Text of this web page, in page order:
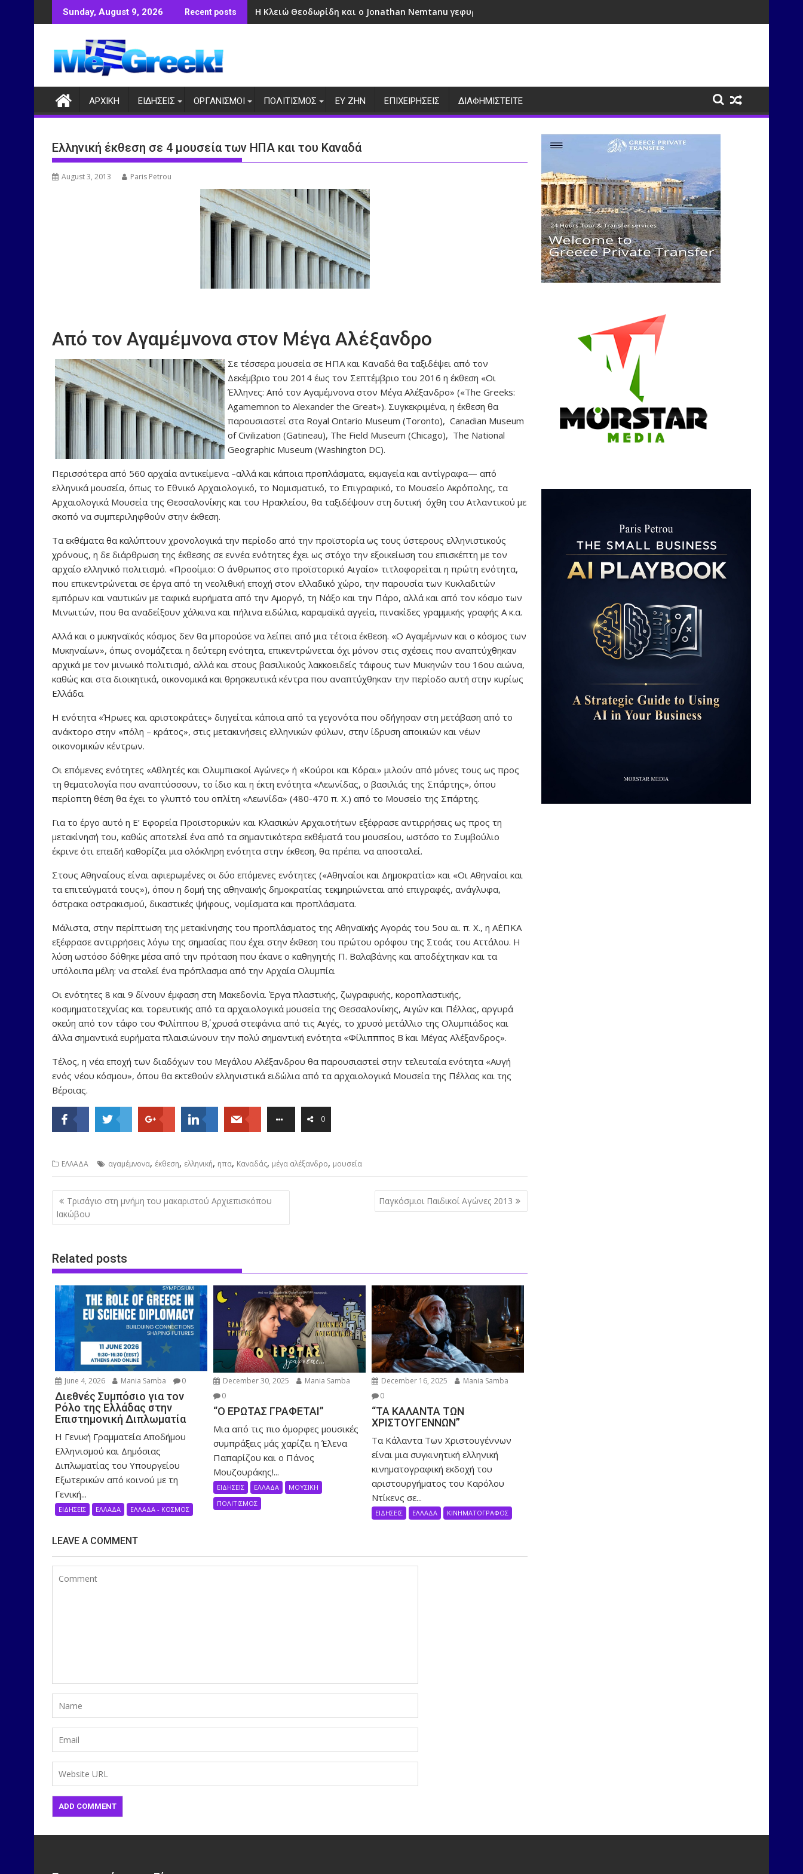
to
Sunday, August 9, 2026 Recent posts Η Κλειώ Θεοδωρίδη και ο Jonathan Nemtanu γεφυρώνουν πολιτισμούς μέσα από τη μουσική
ΑΡΧΙΚΗ ΕΙΔΗΣΕΙΣ ΟΡΓΑΝΙΣΜΟΙ ΠΟΛΙΤΙΣΜΟΣ ΕΥ ΖΗΝ ΕΠΙΧΕΙΡΗΣΕΙΣ ΔΙΑΦΗΜΙΣΤΕΙΤΕ
Ελληνική έκθεση σε 4 μουσεία των ΗΠΑ και του Καναδά
August 3, 2013 Paris Petrou
Από τον Αγαμέμνονα στον Μέγα Αλέξανδρο
Σε τέσσερα μουσεία σε ΗΠΑ και Καναδά θα ταξιδέψει από τον
Δεκέμβριο του 2014 έως τον Σεπτέμβριο του 2016 η έκθεση «Οι
Έλληνες: Από τον Αγαμέμνονα στον Μέγα Αλέξανδρο» («Τhe Greeks:
Agamemnon to Alexander the Great»). Συγκεκριμένα, η έκθεση θα
παρουσιαστεί στα Royal Ontario Museum (Toronto), Canadian Museum
of Civilization (Gatineau), The Field Museum (Chicago), The National
Geographic Museum (Washington DC).
Περισσότερα από 560 αρχαία αντικείμενα –αλλά και κάποια προπλάσματα, εκμαγεία και αντίγραφα— από
ελληνικά μουσεία, όπως το Εθνικό Αρχαιολογικό, το Νομισματικό, το Επιγραφικό, το Μουσείο Ακρόπολης, τα
Αρχαιολογικά Μουσεία της Θεσσαλονίκης και του Ηρακλείου, θα ταξιδέψουν στη δυτική όχθη του Ατλαντικού με
σκοπό να συμπεριληφθούν στην έκθεση.
Τα εκθέματα θα καλύπτουν χρονολογικά την περίοδο από την προϊστορία ως τους ύστερους ελληνιστικούς
χρόνους, η δε διάρθρωση της έκθεσης σε εννέα ενότητες έχει ως στόχο την εξοικείωση του επισκέπτη με τον
αρχαίο ελληνικό πολιτισμό. «Προοίμιο: Ο άνθρωπος στο προϊστορικό Αιγαίο» τιτλοφορείται η πρώτη ενότητα,
που επικεντρώνεται σε έργα από τη νεολιθική εποχή στον ελλαδικό χώρο, την παρουσία των Κυκλαδιτών
εμπόρων και ναυτικών με ταφικά ευρήματα από την Αμοργό, τη Νάξο και την Πάρο, αλλά και από τον κόσμο των
Μινωιτών, που θα αναδείξουν χάλκινα και πήλινα ειδώλια, καραμαϊκά αγγεία, πινακίδες γραμμικής γραφής Α κ.α.
Αλλά και ο μυκηναϊκός κόσμος δεν θα μπορούσε να λείπει από μια τέτοια έκθεση. «Ο Αγαμέμνων και ο κόσμος των
Μυκηναίων», όπως ονομάζεται η δεύτερη ενότητα, επικεντρώνεται όχι μόνον στις σχέσεις που αναπτύχθηκαν
αρχικά με τον μινωικό πολιτισμό, αλλά και στους βασιλικούς λακκοειδείς τάφους των Μυκηνών του 16ου αιώνα,
καθώς και στα διοικητικά, οικονομικά και θρησκευτικά κέντρα που αναπτύχθηκαν την περίοδο αυτή στην κυρίως
Ελλάδα.
Η ενότητα «Ήρωες και αριστοκράτες» διηγείται κάποια από τα γεγονότα που οδήγησαν στη μετάβαση από το
ανάκτορο στην «πόλη – κράτος», στις μετακινήσεις ελληνικών φύλων, στην ίδρυση αποικιών και νέων
οικονομικών κέντρων.
Οι επόμενες ενότητες «Αθλητές και Ολυμπιακοί Αγώνες» ή «Κούροι και Κόραι» μιλούν από μόνες τους ως προς
τη θεματολογία που αναπτύσσουν, το ίδιο και η έκτη ενότητα «Λεωνίδας, ο βασιλιάς της Σπάρτης», όπου
περίοπτη θέση θα έχει το γλυπτό του οπλίτη «Λεωνίδα» (480-470 π. Χ.) από το Μουσείο της Σπάρτης.
Για το έργο αυτό η Ε’ Εφορεία Προϊστορικών και Κλασικών Αρχαιοτήτων εξέφρασε αντιρρήσεις ως προς τη
μετακίνησή του, καθώς αποτελεί ένα από τα σημαντικότερα εκθέματά του μουσείου, ωστόσο το Συμβούλιο
έκρινε ότι επειδή καθορίζει μια ολόκληρη ενότητα στην έκθεση, θα πρέπει να αποσταλεί.
Στους Αθηναίους είναι αφιερωμένες οι δύο επόμενες ενότητες («Αθηναίοι και Δημοκρατία» και «Οι Αθηναίοι και
τα επιτεύγματά τους»), όπου η δομή της αθηναϊκής δημοκρατίας τεκμηριώνεται από επιγραφές, ανάγλυφα,
όστρακα οστρακισμού, δικαστικές ψήφους, νομίσματα και προπλάσματα.
Μάλιστα, στην περίπτωση της μετακίνησης του προπλάσματος της Αθηναϊκής Αγοράς του 5ου αι. π. Χ., η Α΄ΕΠΚΑ
εξέφρασε αντιρρήσεις λόγω της σημασίας που έχει στην έκθεση του πρώτου ορόφου της Στοάς του Αττάλου. Η
λύση ωστόσο δόθηκε μέσα από την πρόταση που έκανε ο καθηγητής Π. Βαλαβάνης και αποδέχτηκαν και τα
υπόλοιπα μέλη: να σταλεί ένα πρόπλασμα από την Αρχαία Ολυμπία.
Οι ενότητες 8 και 9 δίνουν έμφαση στη Μακεδονία. Έργα πλαστικής, ζωγραφικής, κοροπλαστικής,
κοσμηματοτεχνίας και τορευτικής από τα αρχαιολογικά μουσεία της Θεσσαλονίκης, Αιγών και Πέλλας, αργυρά
σκεύη από τον τάφο του Φιλίππου Β΄, χρυσά στεφάνια από τις Αιγές, το χρυσό μετάλλιο της Ολυμπιάδος και
άλλα σημαντικά ευρήματα πλαισιώνουν την πολύ σημαντική ενότητα «Φίλιπππος Β΄ και Μέγας Αλέξανδρος».
Τέλος, η νέα εποχή των διαδόχων του Μεγάλου Αλέξανδρου θα παρουσιαστεί στην τελευταία ενότητα «Αυγή
ενός νέου κόσμου», όπου θα εκτεθούν ελληνιστικά ειδώλια από τα αρχαιολογικά Μουσεία της Πέλλας και της
Βέροιας.
0
ΕΛΛΑΔΑ αγαμέμνονα, έκθεση, ελληνική, ηπα, Καναδάς, μέγα αλέξανδρο, μουσεία
Post
navigation
Τρισάγιο στη μνήμη του μακαριστού Αρχιεπισκόπου
Ιακώβου
Παγκόσμιοι Παιδικοί Αγώνες 2013
Related posts
June 4, 2026 Mania Samba 0
Διεθνές Συμπόσιο για τον
Ρόλο της Ελλάδας στην
Επιστημονική Διπλωματία
Η Γενική Γραμματεία Αποδήμου
Ελληνισμού και Δημόσιας
Διπλωματίας του Υπουργείου
Εξωτερικών από κοινού με τη
Γενική...
ΕΙΔΗΣΕΙΣ ΕΛΛΑΔΑ ΕΛΛΑΔΑ - ΚΟΣΜΟΣ
December 30, 2025
Mania Samba
0
“Ο ΕΡΩΤΑΣ ΓΡΑΦΕΤΑΙ”
Μια από τις πιο όμορφες μουσικές
συμπράξεις μάς χαρίζει η Έλενα
Παπαρίζου και ο Πάνος
Μουζουράκης!...
ΕΙΔΗΣΕΙΣ ΕΛΛΑΔΑ
ΜΟΥΣΙΚΗ
ΠΟΛΙΤΙΣΜΟΣ
December 16, 2025
Mania Samba
0
“ΤΑ ΚΑΛΑΝΤΑ ΤΩΝ
ΧΡΙΣΤΟΥΓΕΝΝΩΝ”
Τα Κάλαντα Των Χριστουγέννων
είναι μια συγκινητική ελληνική
κινηματογραφική εκδοχή του
αριστουργήματος του Καρόλου
Ντίκενς σε...
ΕΙΔΗΣΕΙΣ ΕΛΛΑΔΑ ΚΙΝΗΜΑΤΟΓΡΑΦΟΣ
LEAVE A COMMENT